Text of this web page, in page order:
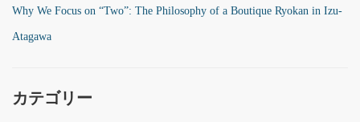
Why We Focus on “Two”: The Philosophy of a Boutique Ryokan in Izu-
Atagawa
カテゴリー